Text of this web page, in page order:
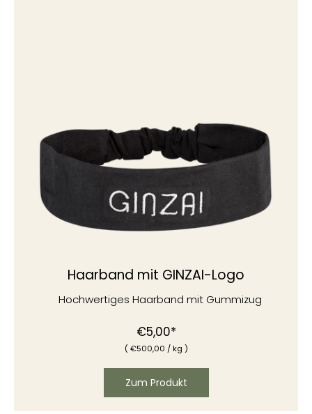
Haarband mit GINZAI-Logo
Hochwertiges Haarband mit Gummizug
Normaler
Preis
€5,00*
(€500,00 / kg )
Zum Produkt